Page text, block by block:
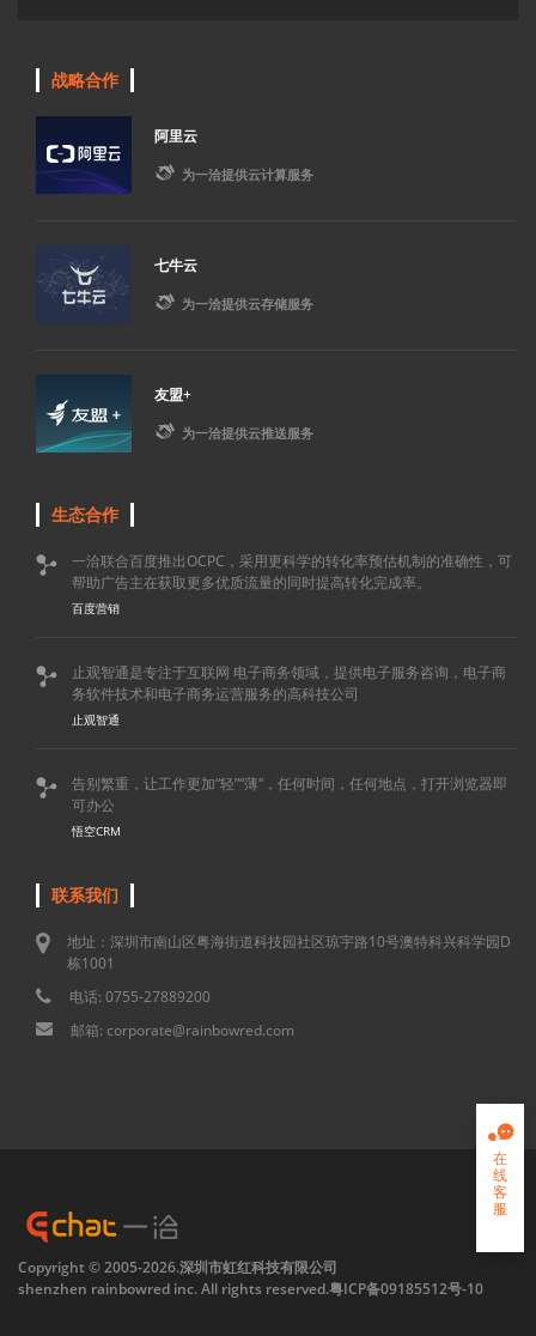
战略合作
阿里云
 为一洽提供云计算服务
七牛云
 为一洽提供云存储服务
友盟+
 为一洽提供云推送服务
生态合作

一洽联合百度推出OCPC，采用更科学的转化率预估机制的准确性，可
帮助广告主在获取更多优质流量的同时提高转化完成率。
百度营销

止观智通是专注于互联网 电子商务领域，提供电子服务咨询，电子商
务软件技术和电子商务运营服务的高科技公司
止观智通

告别繁重，让工作更加“轻”“薄”，任何时间，任何地点，打开浏览器即
可办公
悟空CRM
联系我们
地址：深圳市南山区粤海街道科技园社区琼宇路10号澳特科兴科学园D
栋1001
电话: 0755-27889200
邮箱: corporate@rainbowred.com

在
线
客
服
Copyright © 2005-2026.深圳市虹红科技有限公司
shenzhen rainbowred inc. All rights reserved.粤ICP备09185512号-10